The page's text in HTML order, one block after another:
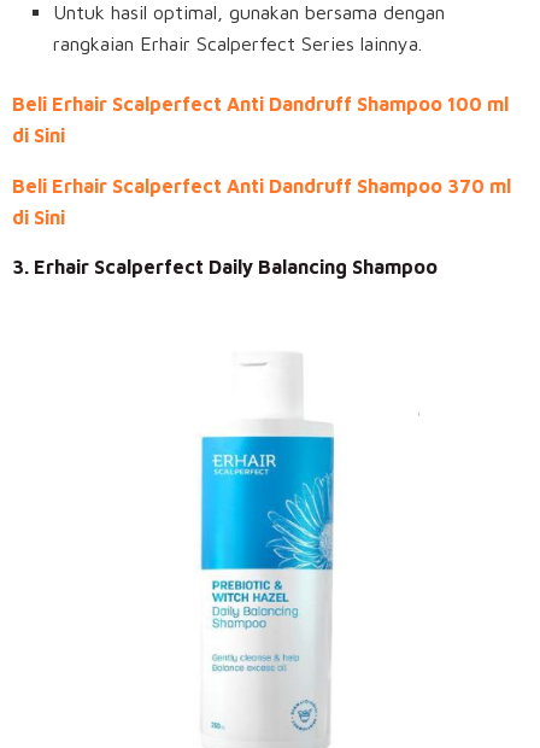
Untuk hasil optimal, gunakan bersama dengan
rangkaian Erhair Scalperfect Series lainnya.
Beli Erhair Scalperfect Anti Dandruff Shampoo 100 ml
di Sini
Beli Erhair Scalperfect Anti Dandruff Shampoo 370 ml
di Sini
3. Erhair Scalperfect Daily Balancing Shampoo